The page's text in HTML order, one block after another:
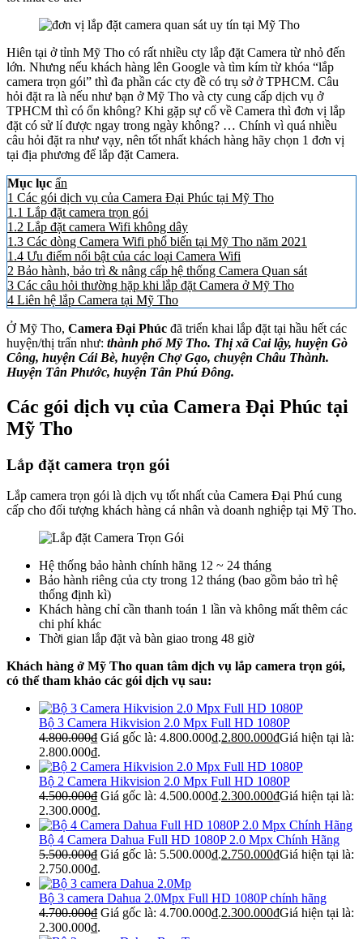
Hiên tại ở tỉnh Mỹ Tho có rất nhiều cty lắp đặt Camera từ nhỏ đến
lớn. Nhưng nếu khách hàng lên Google và tìm kím từ khóa “lắp
camera trọn gói” thì đa phần các cty đề có trụ sở ở TPHCM. Câu
hỏi đặt ra là nếu như bạn ở Mỹ Tho và cty cung cấp dịch vụ ở
TPHCM thì có ổn không? Khi gặp sự cố về Camera thì đơn vị lắp
đặt có sử lí được ngay trong ngày không? … Chính vì quá nhiều
câu hỏi đặt ra như vạy, nên tốt nhất khách hàng hãy chọn 1 đơn vị
tại địa phương để lắp đặt Camera.
Mục lục ẩn
1 Các gói dịch vụ của Camera Đại Phúc tại Mỹ Tho
1.1 Lắp đặt camera trọn gói
1.2 Lắp đặt camera Wifi không dây
1.3 Các dòng Camera Wifi phổ biến tại Mỹ Tho năm 2021
1.4 Ưu điểm nổi bật của các loại Camera Wifi
2 Bảo hành, bảo trì & nâng cấp hệ thống Camera Quan sát
3 Các câu hỏi thường hặp khi lắp đặt Camera ở Mỹ Tho
4 Liên hệ lắp Camera tại Mỹ Tho
Ở Mỹ Tho, Camera Đại Phúc đã triển khai lắp đặt tại hầu hết các
huyện/thị trấn như: thành phố Mỹ Tho. Thị xã Cai lậy, huyện Gò
Công, huyện Cái Bè, huyện Chợ Gạo, chuyện Châu Thành.
Huyện Tân Phước, huyện Tân Phú Đông.
Các gói dịch vụ của Camera Đại Phúc tại
Mỹ Tho
Lắp đặt camera trọn gói
Lắp camera trọn gói là dịch vụ tốt nhất của Camera Đại Phú cung
cấp cho đối tượng khách hàng cá nhân và doanh nghiệp tại Mỹ Tho.
Hệ thống bảo hành chính hãng 12 ~ 24 tháng
Bảo hành riêng của cty trong 12 tháng (bao gồm bảo trì hệ
thống định kì)
Khách hàng chỉ cần thanh toán 1 lần và không mất thêm các
chi phí khác
Thời gian lắp đặt và bàn giao trong 48 giờ
Khách hàng ở Mỹ Tho quan tâm dịch vụ lắp camera trọn gói,
có thể tham khảo các gói dịch vụ sau:
Bộ 3 Camera Hikvision 2.0 Mpx Full HD 1080P
4.800.000₫ Giá gốc là: 4.800.000₫.2.800.000₫Giá hiện tại là:
2.800.000₫.
Bộ 2 Camera Hikvision 2.0 Mpx Full HD 1080P
4.500.000₫ Giá gốc là: 4.500.000₫.2.300.000₫Giá hiện tại là:
2.300.000₫.
Bộ 4 Camera Dahua Full HD 1080P 2.0 Mpx Chính Hãng
5.500.000₫ Giá gốc là: 5.500.000₫.2.750.000₫Giá hiện tại là:
2.750.000₫.
Bộ 3 camera Dahua 2.0Mpx Full HD 1080P chính hãng
4.700.000₫ Giá gốc là: 4.700.000₫.2.300.000₫Giá hiện tại là:
2.300.000₫.